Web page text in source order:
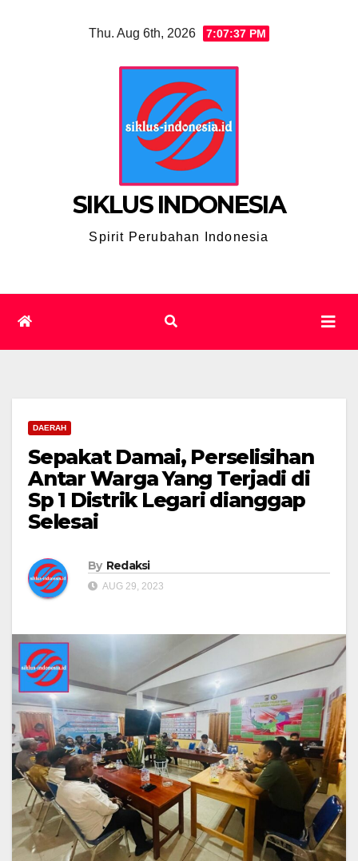
Thu. Aug 6th, 2026 7:07:38 PM
SIKLUS INDONESIA
Spirit Perubahan Indonesia
DAERAH
Sepakat Damai, Perselisihan
Antar Warga Yang Terjadi di
Sp 1 Distrik Legari dianggap
Selesai
By Redaksi
AUG 29, 2023